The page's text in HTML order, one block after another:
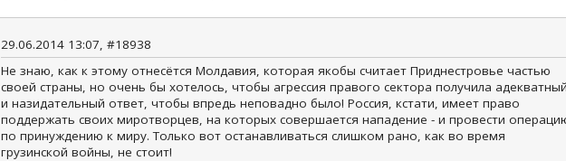
29.06.2014 13:07, #18938
Не знаю, как к этому отнесётся Молдавия, которая якобы считает Приднестровье частью
своей страны, но очень бы хотелось, чтобы агрессия правого сектора получила
и назидательный ответ, чтобы впредь неповадно было! Россия, кстати, имеет право
поддержать своих миротворцев, на которых совершается нападение - и провести
по принуждению к миру. Только вот останавливаться слишком рано, как во время
грузинской войны, не стоит!